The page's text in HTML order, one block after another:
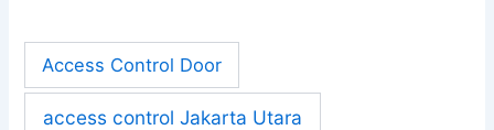
Access Control Door
access control Jakarta Utara